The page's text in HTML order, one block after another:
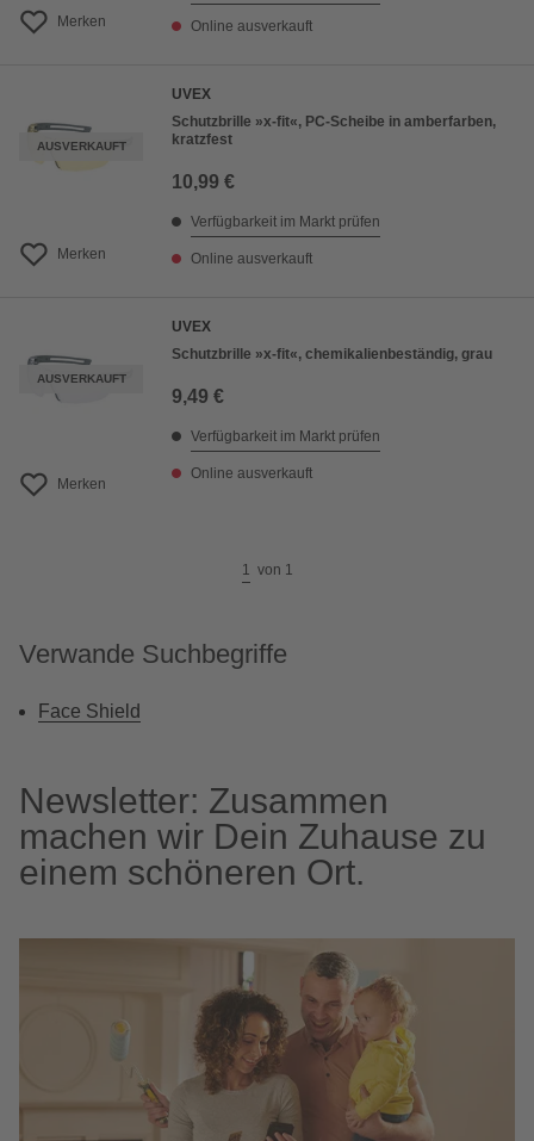
Merken Online ausverkauft
AUSVERKAUFT
Merken
UVEX
Schutzbrille »x-fit«, PC-Scheibe in amberfarben,
kratzfest
10,99 €
Verfügbarkeit im Markt prüfen
Online ausverkauft
AUSVERKAUFT
Merken
UVEX
Schutzbrille »x-fit«, chemikalienbeständig, grau
9,49 €
Verfügbarkeit im Markt prüfen
Online ausverkauft
1 von 1
Verwande Suchbegriffe
Face Shield
Newsletter: Zusammen
machen wir Dein Zuhause zu
einem schöneren Ort.